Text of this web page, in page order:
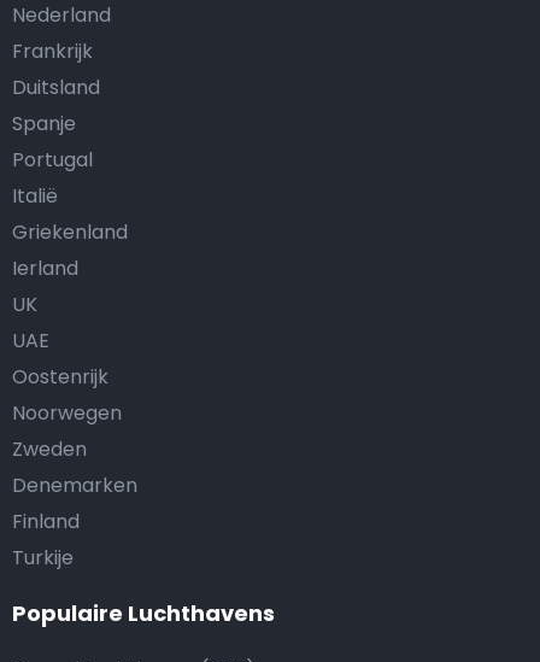
Nederland
Frankrijk
Duitsland
Spanje
Portugal
Italië
Griekenland
Ierland
UK
UAE
Oostenrijk
Noorwegen
Zweden
Denemarken
Finland
Turkije
Populaire Luchthavens